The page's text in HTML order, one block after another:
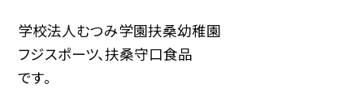
学校法人むつみ学園扶桑幼稚園
フジスポーツ、扶桑守口食品
です。